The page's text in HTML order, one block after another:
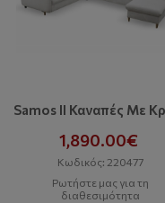
1,890.00€
Κωδικός: 220477
Ρωτήστε μας για τη
διαθεσιμότητα